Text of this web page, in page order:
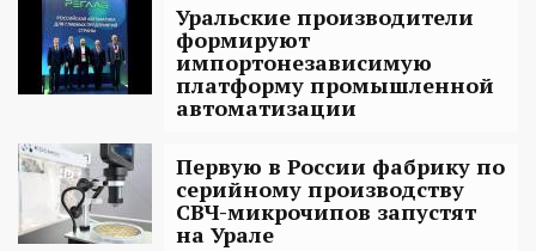
Уральские производители
формируют
импортонезависимую
платформу промышленной
автоматизации
Первую в России фабрику по
серийному производству
СВЧ-микрочипов запустят
на Урале